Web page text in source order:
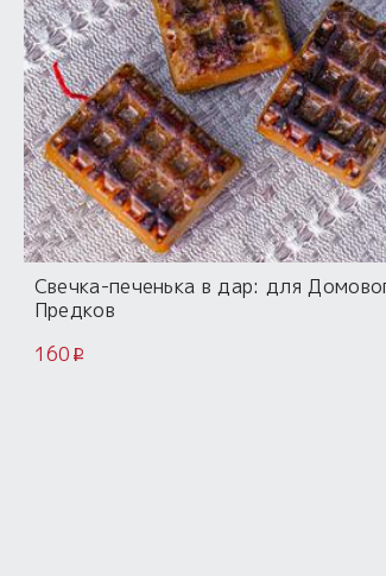
Свечка-печенька в дар: для
Предков
160 i